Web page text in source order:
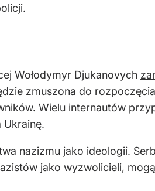
Wołodymyr Djukanovych
zmuszona do
Wielu internautów
nazizmu jako ideologii.
jako wyzwolicieli,